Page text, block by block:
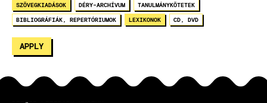
SZÖVEGKIADÁSOK DÉRY-ARCHÍVUM TANULMÁNYKÖTETEK
BIBLIOGRÁFIÁK, REPERTÓRIUMOK LEXIKONOK CD, DVD